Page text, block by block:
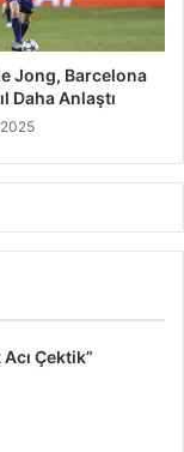
Jong, Barcelona
Daha Anlaştı
Çektik”